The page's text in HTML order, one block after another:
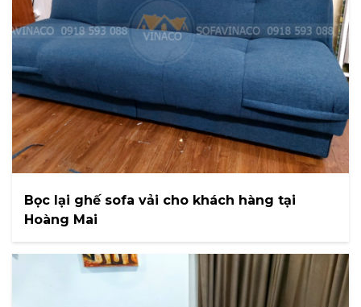
Bọc lại ghế sofa vải cho khách hàng tại
Hoàng Mai